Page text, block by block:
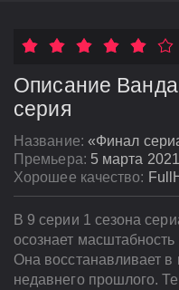
Описание
серия
Название: «Финал
Премьера: 5 марта 2021
Хорошее качество:
В 9 серии 1 сезона
осознает
Она восстанавливает в
недавнего прошлого.